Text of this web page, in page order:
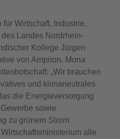
für Wirtschaft, Industrie,
Landes Nordrhein-
Kollege Jürgen
von Amprion. Mona
„Wir brauchen
und klimaneutrales
die Energieversorgung
sowie
zu grünem Strom
alle